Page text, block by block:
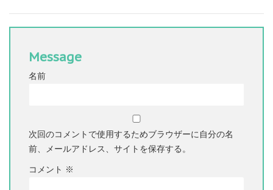
Message
名前
次回のコメントで使用するためブラウザーに自分の名
前、メールアドレス、サイトを保存する。
コメント ※